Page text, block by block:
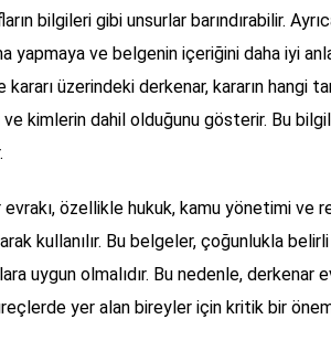
bilgileri gibi unsurlar barındırabilir.
yapmaya ve belgenin içeriğini daha iyi
kararı üzerindeki derkenar, kararın hangi
ve kimlerin dahil olduğunu gösterir. Bu
evrakı, özellikle hukuk, kamu yönetimi ve
kullanılır. Bu belgeler, çoğunlukla
uygun olmalıdır. Bu nedenle, derkenar
yer alan bireyler için kritik bir